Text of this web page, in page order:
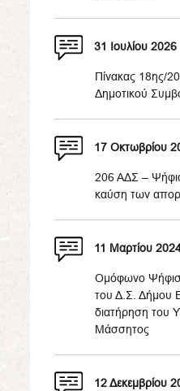
31 Ιουλίου 2026
Πίνακας 18ης/
Δημοτικού
17 Οκτωβρίου
206 ΑΔΣ –
καύση των
11 Μαρτίου
Ομόφωνο
του Δ.Σ. Δήμου
διατήρηση του
Μάσσητος
12 Δεκεμβρίου